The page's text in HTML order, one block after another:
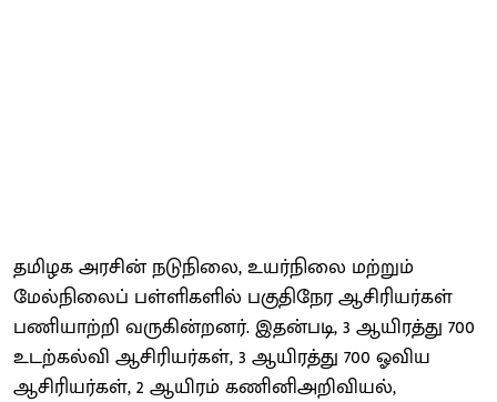
தமிழக அரசின் நடுநிலை, உயர்நிலை மற்றும்
மேல்நிலைப் பள்ளிகளில் பகுதிநேர ஆசிரியர்கள்
பணியாற்றி வருகின்றனர். இதன்படி, 3 ஆயிரத்து 700
உடற்கல்வி ஆசிரியர்கள், 3 ஆயிரத்து 700 ஓவிய
ஆசிரியர்கள், 2 ஆயிரம் கணினிஅறிவியல்,